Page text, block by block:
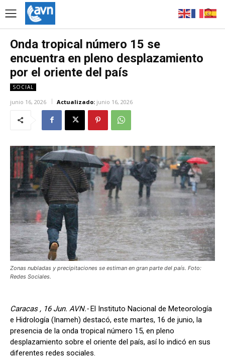
Onda tropical número 15 se
encuentra en pleno desplazamiento
por el oriente del país
SOCIAL
junio 16, 2026 Actualizado: junio 16, 2026
Zonas nubladas y precipitaciones se estiman en gran parte del país. Foto:
Redes Sociales.
Caracas , 16 Jun. AVN.-El Instituto Nacional de Meteorología
e Hidrología (Inameh) destacó, este martes, 16 de junio, la
presencia de la onda tropical número 15, en pleno
desplazamiento sobre el oriente del país, así lo indicó en sus
diferentes redes sociales.